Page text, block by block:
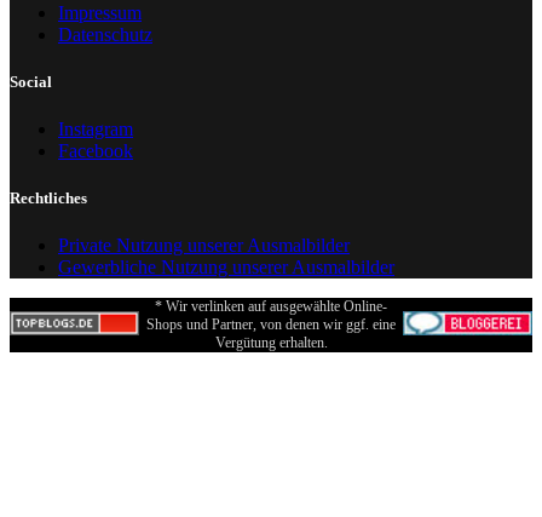
Impressum
Datenschutz
Social
Instagram
Facebook
Rechtliches
Private Nutzung unserer Ausmalbilder
Gewerbliche Nutzung unserer Ausmalbilder
* Wir verlinken auf ausgewählte Online-
Shops und Partner, von denen wir ggf. eine
Vergütung erhalten.